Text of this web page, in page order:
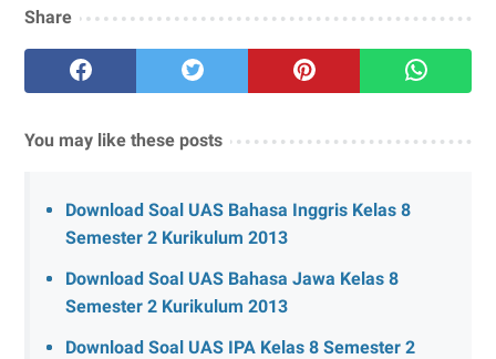
Share
You may like these posts
Download Soal UAS Bahasa Inggris Kelas 8
Semester 2 Kurikulum 2013
Download Soal UAS Bahasa Jawa Kelas 8
Semester 2 Kurikulum 2013
Download Soal UAS IPA Kelas 8 Semester 2